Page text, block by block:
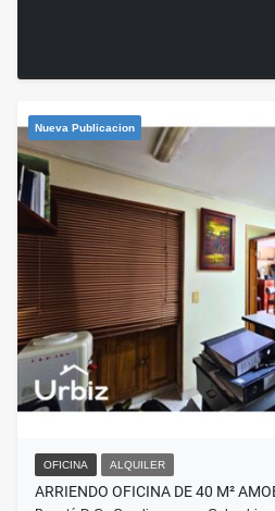
Nueva Publicacion
OFICINA ALQUILER
ARRIENDO OFICINA DE 40 M²